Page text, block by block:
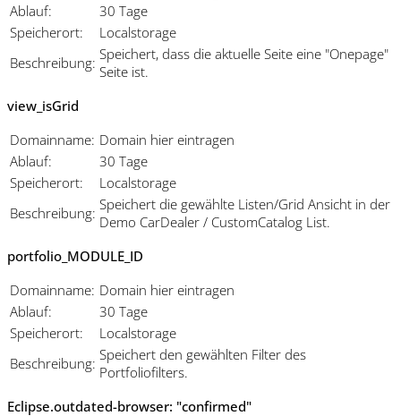
Ablauf:
30 Tage
Speicherort:
Localstorage
Beschreibung: Speichert, dass die aktuelle Seite eine "Onepage"
Seite ist.
view_isGrid
Domainname: Domain hier eintragen
Ablauf:
30 Tage
Speicherort:
Localstorage
Beschreibung: Speichert die gewählte Listen/Grid Ansicht in der
Demo CarDealer / CustomCatalog List.
portfolio_MODULE_ID
Domainname: Domain hier eintragen
Ablauf:
30 Tage
Speicherort:
Localstorage
Beschreibung: Speichert den gewählten Filter des
Portfoliofilters.
Eclipse.outdated-browser: "confirmed"